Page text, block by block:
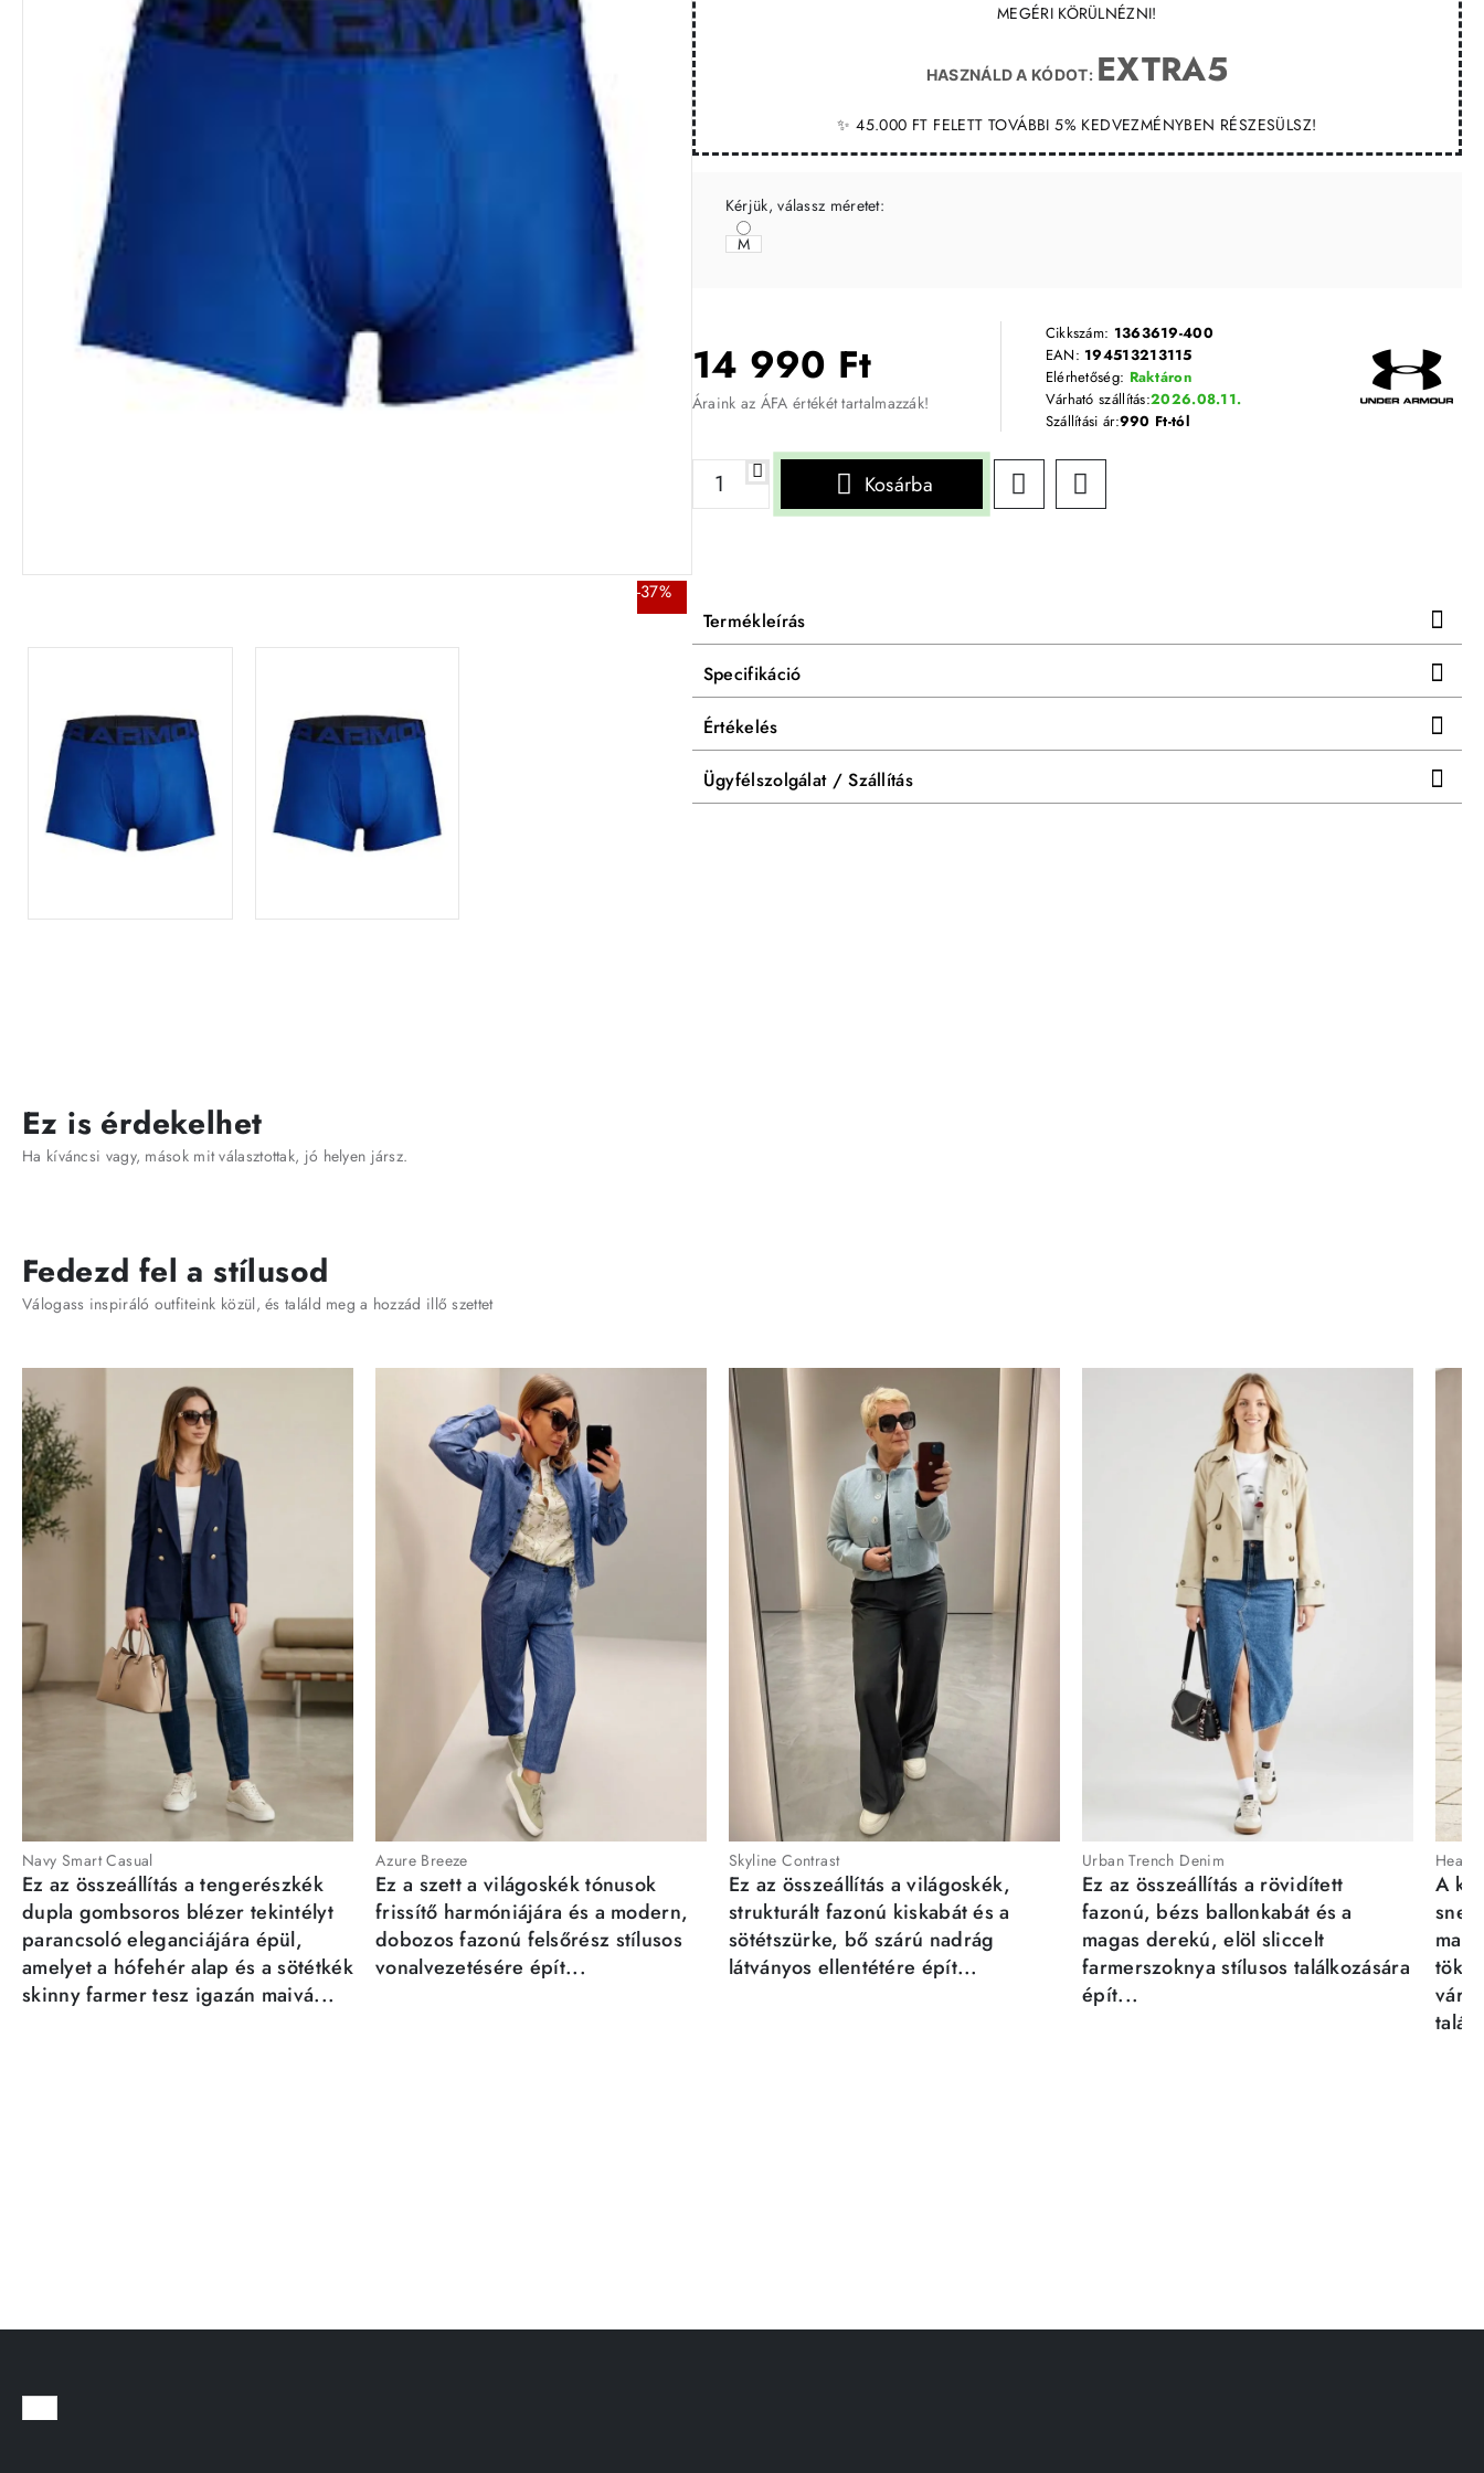
-37%
MEGÉRI KÖRÜLNÉZNI!
HASZNÁLD A KÓDOT: EXTRA5
✨ 45.000 FT FELETT TOVÁBBI 5% KEDVEZMÉNYBEN RÉSZESÜLSZ!
14 990 Ft
Áraink az ÁFA értékét tartalmazzák!
Cikkszám: 1363619-400
EAN:194513213115
Elérhetőség: Raktáron
Várható szállítás:2026.08.11.
Szállítási ár:990 Ft-tól
Kérjük, válassz méretet:
M
Kosárba
Termékleírás
Specifikáció
Értékelés
Ügyfélszolgálat / Szállítás
Ez is érdekelhet
Ha kíváncsi vagy, mások mit választottak, jó helyen jársz.
Fedezd fel a stílusod
Válogass inspiráló outfiteink közül, és találd meg a hozzád illő szettet
Navy Smart Casual
Ez az összeállítás a tengerészkék
dupla gombsoros blézer tekintélyt
parancsoló eleganciájára épül,
amelyet a hófehér alap és a sötétkék
skinny farmer tesz igazán maivá...
Azure Breeze
Ez a szett a világoskék tónusok
frissítő harmóniájára és a modern,
dobozos fazonú felsőrész stílusos
vonalvezetésére épít...
Skyline Contrast
Ez az összeállítás a világoskék,
strukturált fazonú kiskabát és a
sötétszürke, bő szárú nadrág
látványos ellentétére épít...
Urban Trench Denim
Ez az összeállítás a rövidített
fazonú, bézs ballonkabát és a
magas derekú, elöl sliccelt
farmerszoknya stílusos találkozására
épít...
A